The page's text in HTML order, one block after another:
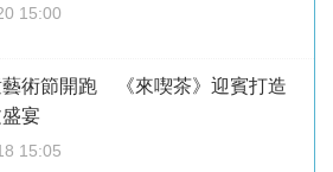
15:00
藝術節開跑 《來喫茶》迎賓打造
宴
15:05